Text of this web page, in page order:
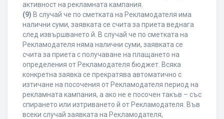
активност на рекламната кампания.
(9) В случай че по сметката на Рекламодателя има
налични суми, заявката се счита за приета веднага
след извършването й. В случай че по сметката на
Рекламодателя няма налични суми, заявката се
счита за приета с получаване на плащането на
определения от Рекламодателя бюджет. Всяка
конкретна заявка се прекратява автоматично с
изтичане на посочения от Рекламодателя период на
рекламната кампания, а ако не е посочен такъв – със
спирането или изтриването й от Рекламодателя. Във
всеки случай заявката на Рекламодателя,